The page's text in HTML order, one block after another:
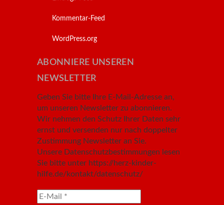
Kommentar-Feed
WordPress.org
ABONNIERE UNSEREN
NEWSLETTER
Geben Sie bitte Ihre E-Mail-Adresse an,
um unseren Newsletter zu abonnieren.
Wir nehmen den Schutz Ihrer Daten sehr
ernst und versenden nur nach doppelter
Zustimmung Newsletter an Sie.
Unsere Datenschutzbestimmungen lesen
Sie bitte unter https://herz-kinder-
hilfe.de/kontakt/datenschutz/